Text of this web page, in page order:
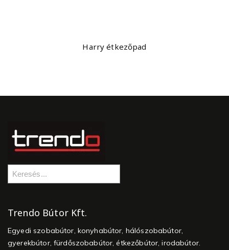
Harry étkezőpad
Trendo Bútor Kft.
Egyedi szobabútor, konyhabútor, hálószobabútor,
gyerekbútor, fürdőszobabútor, étkezőbútor, irodabútor.